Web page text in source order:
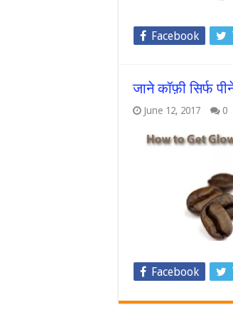
Facebook
जाने कॉफ़ी सिर्फ
June 12, 2017 0
Facebook